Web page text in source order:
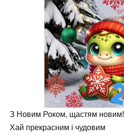
З Новим Роком, щастям новим!
Хай прекрасним і чудовим